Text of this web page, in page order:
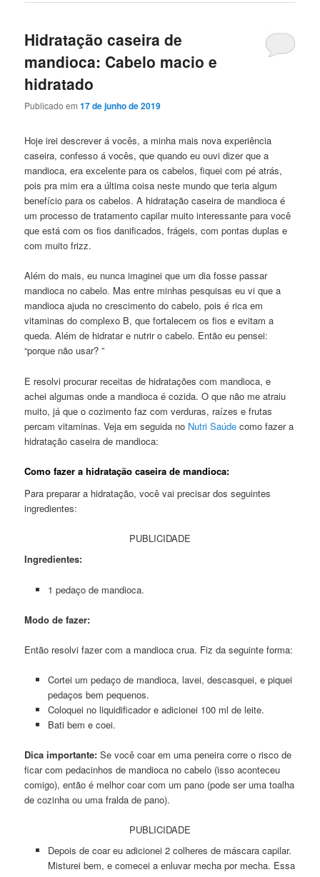
Hidratação caseira de
mandioca: Cabelo macio e
hidratado
Publicado em17 de junho de 2019
Hoje irei descrever á vocês, a minha mais nova experiência
caseira, confesso á vocês, que quando eu ouvi dizer que a
mandioca, era excelente para os cabelos, fiquei com pé atrás,
pois pra mim era a última coisa neste mundo que teria algum
benefício para os cabelos. A hidratação caseira de mandioca é
um processo de tratamento capilar muito interessante para você
que está com os fios danificados, frágeis, com pontas duplas e
com muito frizz.
Além do mais, eu nunca imaginei que um dia fosse passar
mandioca no cabelo. Mas entre minhas pesquisas eu vi que a
mandioca ajuda no crescimento do cabelo, pois é rica em
vitaminas do complexo B, que fortalecem os fios e evitam a
queda. Além de hidratar e nutrir o cabelo. Então eu pensei:
“porque não usar? ”
E resolvi procurar receitas de hidratações com mandioca, e
achei algumas onde a mandioca é cozida. O que não me atraiu
muito, já que o cozimento faz com verduras, raízes e frutas
percam vitaminas. Veja em seguida no Nutri Saúde como fazer a
hidratação caseira de mandioca:
Como fazer a hidratação caseira de mandioca:
Para preparar a hidratação, você vai precisar dos seguintes
ingredientes:
PUBLICIDADE
Ingredientes:
1 pedaço de mandioca.
Modo de fazer:
Então resolvi fazer com a mandioca crua. Fiz da seguinte forma:
Cortei um pedaço de mandioca, lavei, descasquei, e piquei
pedaços bem pequenos.
Coloquei no liquidificador e adicionei 100 ml de leite.
Bati bem e coei.
Dica importante: Se você coar em uma peneira corre o risco de
ficar com pedacinhos de mandioca no cabelo (isso aconteceu
comigo), então é melhor coar com um pano (pode ser uma toalha
de cozinha ou uma fralda de pano).
PUBLICIDADE
Depois de coar eu adicionei 2 colheres de máscara capilar.
Misturei bem, e comecei a enluvar mecha por mecha. Essa